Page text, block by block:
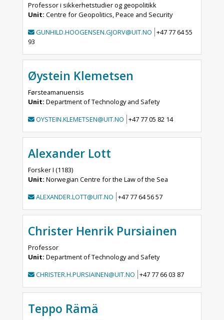
Professor i sikkerhetstudier og geopolitikk
Unit: Centre for Geopolitics, Peace and Security
GUNHILD.HOOGENSEN.GJORV@UIT.NO +47 77 64 55
93
Øystein Klemetsen
Førsteamanuensis
Unit: Department of Technology and Safety
OYSTEIN.KLEMETSEN@UIT.NO +47 77 05 82 14
Alexander Lott
Forsker I (1183)
Unit: Norwegian Centre for the Law of the Sea
ALEXANDER.LOTT@UIT.NO +47 77 64 56 57
Christer Henrik Pursiainen
Professor
Unit: Department of Technology and Safety
CHRISTER.H.PURSIAINEN@UIT.NO +47 77 66 03 87
Teppo Rämä